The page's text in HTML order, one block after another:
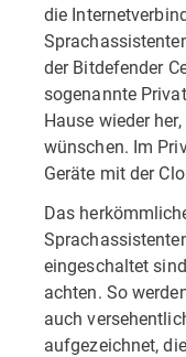
die
der Bitdefender
sogenannte
Hause wieder
wünschen. Im
Geräte mit der
Das
eingeschaltet
achten. So
auch
aufgezeichnet,